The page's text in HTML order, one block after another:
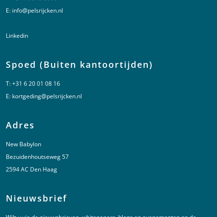
E: info@pelsrijcken.nl
Linkedin
Spoed (Buiten kantoortijden)
T:+31 6 20 01 08 16
E: kortgeding@pelsrijcken.nl
Adres
New Babylon
Bezuidenhoutseweg 57
2594 AC Den Haag
Nieuwsbrief